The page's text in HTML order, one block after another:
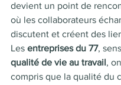
devient un point de
où les collaborateurs
discutent et créent des
Les entreprises du 77,
qualité de vie au travail,
compris que la qualité du